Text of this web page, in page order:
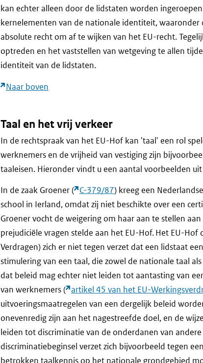
kan echter alleen door de lidstaten worden
kernelementen van de nationale identiteit,
absolute recht om af te wijken van het EU-recht.
optreden en het vaststellen van wetgeving te allen
identiteit van de lidstaten.
Naar boven
Taal en het vrij verkeer
In de rechtspraak van het EU-Hof kan 'taal' een rol
werknemers en de vrijheid van vestiging zijn
taaleisen. Hieronder vindt u een aantal voorbeelden
In de zaak Groener ( C-379/87) kreeg een
school in Ierland, omdat zij niet beschikte over een
Groener vocht de weigering om haar aan te stellen
prejudiciële vragen stelde aan het EU-Hof. Het EU-Hof
Verdragen) zich er niet tegen verzet dat een lidstaat
stimulering van een taal, die zowel de nationale taal
dat beleid mag echter niet leiden tot aantasting van
van werknemers ( artikel 45 van het EU-
uitvoeringsmaatregelen van een dergelijk beleid
onevenredig zijn aan het nagestreefde doel, en de
leiden tot discriminatie van de onderdanen van
discriminatiebeginsel verzet zich bijvoorbeeld tegen
betrokken taalkennis op het nationale grondgebied